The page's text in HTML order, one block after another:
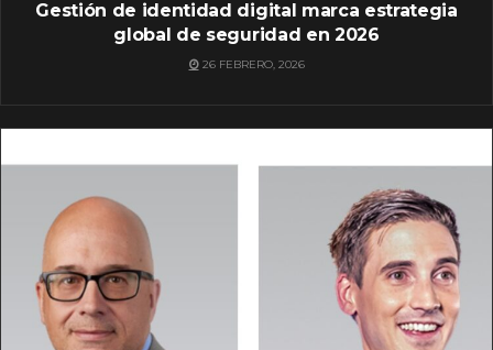
Gestión de identidad digital marca estrategia
global de seguridad en 2026
26 FEBRERO, 2026